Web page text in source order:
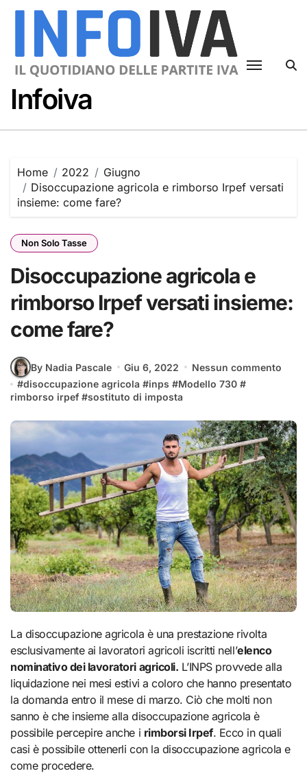
Skip
Infoiva
Home 2022
Giugno
Disoccupazione agricola e rimborso Irpef versati
insieme: come fare?
Non Solo Tasse
Disoccupazione agricola e
rimborso Irpef versati insieme:
come fare?
By Nadia Pascale Giu 6, 2022
Nessun commento
#disoccupazione agricola #inps #Modello 730 #
rimborso irpef #sostituto di imposta
La disoccupazione agricola è una prestazione rivolta
esclusivamente ai lavoratori agricoli iscritti nell’elenco
nominativo dei lavoratori agricoli. L’INPS provvede alla
liquidazione nei mesi estivi a coloro che hanno presentato
la domanda entro il mese di marzo. Ciò che molti non
sanno è che insieme alla disoccupazione agricola è
possibile percepire anche i rimborsi Irpef. Ecco in quali
casi è possibile ottenerli con la disoccupazione agricola e
come procedere.